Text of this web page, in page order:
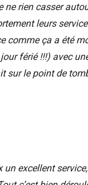
ne rien casser
leurs
comme ça a été
férié !!!) avec
sur le point de
un excellent